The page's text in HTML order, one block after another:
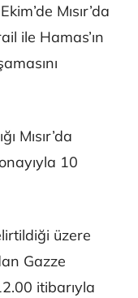
Mısır’da
ile Hamas’ın
Mısır’da
10
üzere
Gazze
itibarıyla